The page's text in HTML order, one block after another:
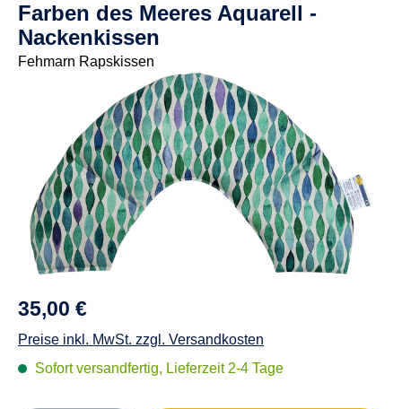
Farben des Meeres Aquarell -
Nackenkissen
Fehmarn Rapskissen
Bildergalerie überspringen
35,00 €
Preise inkl. MwSt. zzgl. Versandkosten
Sofort versandfertig, Lieferzeit 2-4 Tage